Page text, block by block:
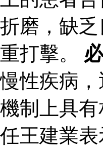
折磨，缺
重打擊。
慢性疾病
機制上具
任王建業